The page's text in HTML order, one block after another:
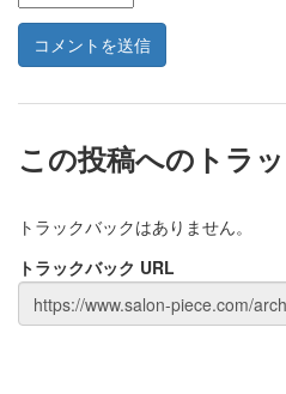
この投稿へのトラ
トラックバックはありません。
トラックバック URL